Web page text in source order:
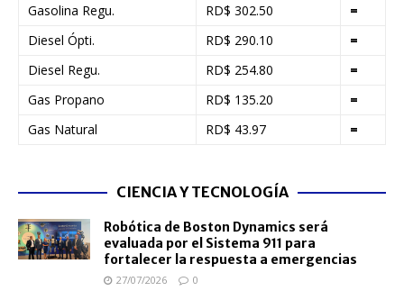
Gasolina Regu.
RD$ 302.50
=
Diesel Ópti.
RD$ 290.10
=
Diesel Regu.
RD$ 254.80
=
Gas Propano
RD$ 135.20
=
Gas Natural
RD$ 43.97 =
CIENCIA Y TECNOLOGÍA
Robótica de Boston Dynamics será
evaluada por el Sistema 911 para
fortalecer la respuesta a emergencias
27/07/2026 0